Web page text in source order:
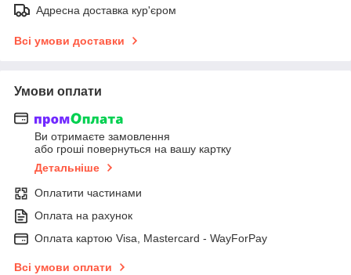
Адресна доставка кур'єром
Всі умови доставки
Умови оплати
Ви отримаєте замовлення
або гроші повернуться на вашу картку
Детальніше
Оплатити частинами
Оплата на рахунок
Оплата картою Visa, Mastercard - WayForPay
Всі умови оплати